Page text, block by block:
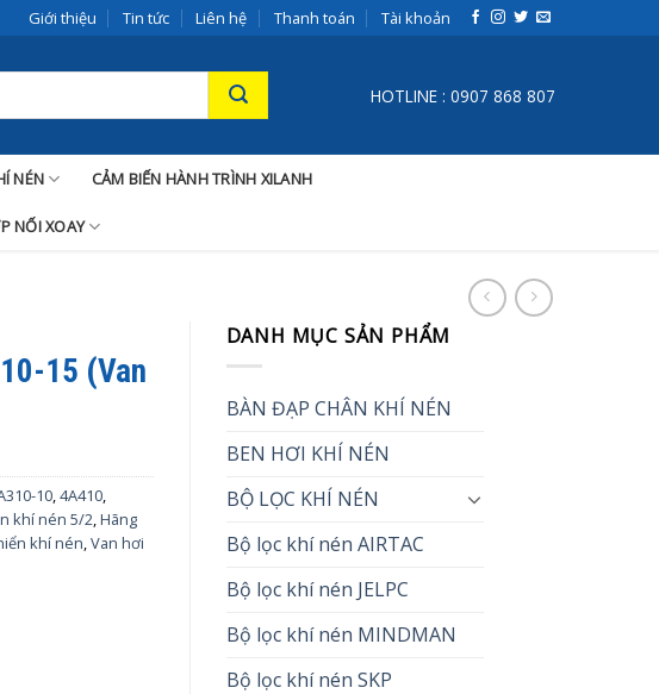
Giới thiệu Tin tức Liên hệ Thanh toán Tài khoản
HOTLINE : 0907 868 807
NÉN CẢM BIẾN HÀNH TRÌNH XILANH
NỐI XOAY
15 (Van
10,4A410,
khí nén 5/2,Hãng
khí nén,Van hơi
DANH MỤC SẢN PHẨM
BÀN ĐẠP CHÂN KHÍ NÉN
BEN HƠI KHÍ NÉN
BỘ LỌC KHÍ NÉN
Bộ lọc khí nén AIRTAC
Bộ lọc khí nén JELPC
Bộ lọc khí nén MINDMAN
Bộ lọc khí nén SKP